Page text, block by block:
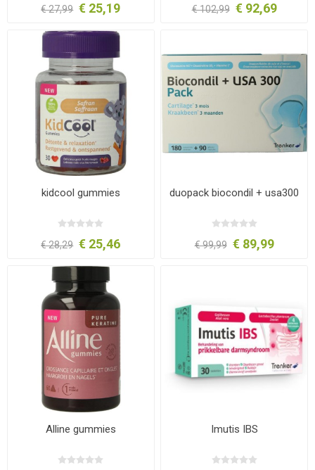
€ 27,99 € 25,19 € 102,99 € 92,69
kidcool gummies
€ 28,29 € 25,46
duopack biocondil + usa300
€ 99,99 € 89,99
Alline gummies Imutis IBS